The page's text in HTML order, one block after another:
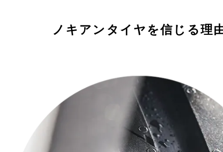
ノキアンタイヤを信じる理